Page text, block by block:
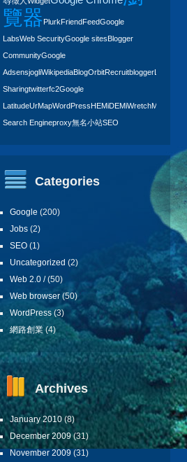
覽器 PlurkFriendFeedGoogle
LabsWeb SecurityGoogle sitesBlogger
CommunityGoogle
AdsensjogliWikipediaBlogOrbitRecruitbloggerLinkedIn
Sharingtwitterfc2Google
LatitudeUrMapWordPressHEMiDEMiWretchMusic
Search Engineproxy無名小站SEO
Categories
Google (200)
Jobs (2)
SEO (1)
Uncategorized (2)
Web 2.0 /(50)
Web browser (50)
WordPress (3)
網路創業 (4)
Archives
January 2010 (8)
December 2009(31)
November 2009 (31)